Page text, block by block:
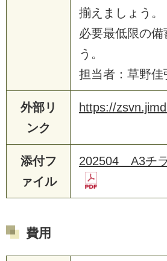
揃えましょう。
必要最低限の備
う。
担当者：草野佳
外部リ
ンク
https://
添付フ
ァイル
202504＿A3チ
費用